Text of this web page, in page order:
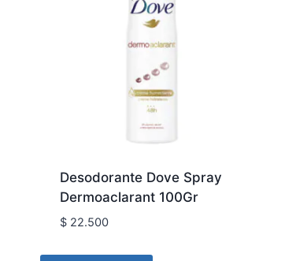
Desodorante Dove Spray
Dermoaclarant 100Gr
$22.500